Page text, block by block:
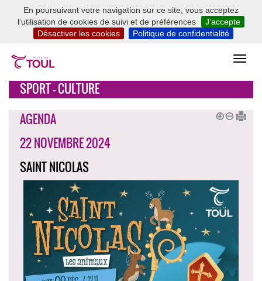
En poursuivant votre navigation sur ce site, vous acceptez
l’utilisation de cookies de suivi et de préférences
J’accepte
Désactiver les cookies
Politique de confidentialité
SPORT - CULTURE
AGENDA
22 NOVEMBRE 2024
SAINT NICOLAS